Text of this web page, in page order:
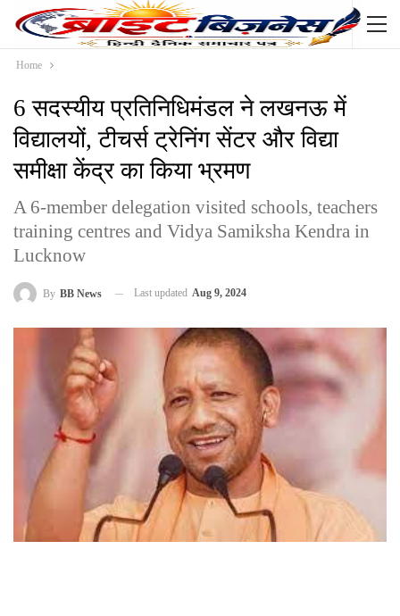
Home
6 सदस्यीय प्रतिनिधिमंडल ने लखनऊ में
विद्यालयों, टीचर्स ट्रेनिंग सेंटर और विद्या
समीक्षा केंद्र का किया भ्रमण
A 6-member delegation visited schools, teachers
training centres and Vidya Samiksha Kendra in
Lucknow
By BB News Last updated Aug 9, 2024